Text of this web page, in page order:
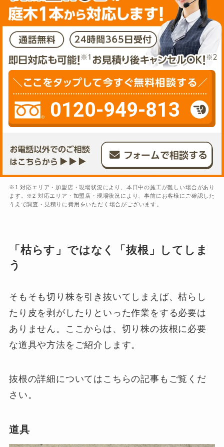
0120-949-813
※1 対応エリア・加盟店・現場状況により、本日中の施工が難しい場合があり
ます。※2 対応エリア・加盟店・現場状況により、事前にお客様にご確認した
うえで調査・見積りに費用をいただく場合がございます。
「枯らす」ではなく「抜根」してしま
う
そもそも切り株を引き抜いてしまえば、枯らし
たり皮を剥がしたりといった作業をする必要は
ありません。ここからは、切り株の抜根に必要
な道具や方法をご紹介します。
抜根の詳細についてはこちらの記事もご覧くだ
さい。
道具